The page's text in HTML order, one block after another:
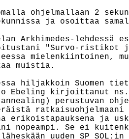
ohjelmallaan 2
ja osoittaa
Arkhimedes-lehdessä
"Survo-ristikot
mielenkiintoinen,
muistia.
hiljakkoin Suomen
Ebeling kirjoittanut ns.
perustuvan
erikoistapauksena ja
nopeampi. Se ei
läheskään uuden